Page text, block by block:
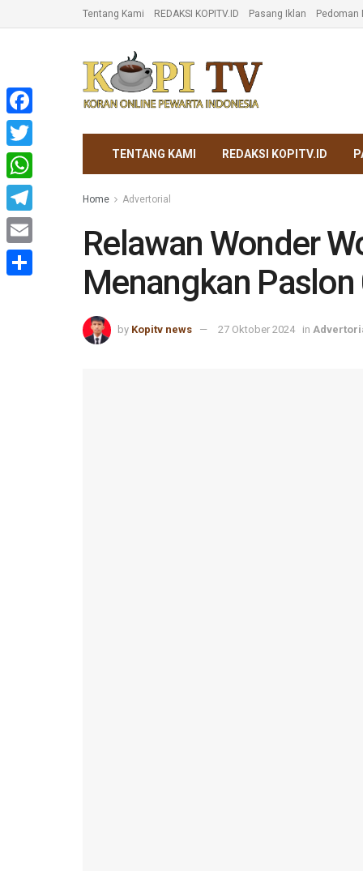
Tentang Kami REDAKSI KOPITV.ID Pasang Iklan Pedoman
TENTANG KAMI REDAKSI KOPITV.ID
Home Advertorial
Relawan Wonder
Menangkan
by Kopitv news 27 Oktober 2024 in
Facebook
Twitter
WhatsApp
Telegram
Email